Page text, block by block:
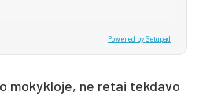
Powered by Setupad
mokykloje, ne retai tekdavo